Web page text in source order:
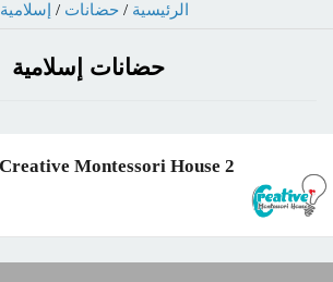
الرئيسية / حضانات / إسلامية
حضانات إسلامية
2 Creative Montessori House